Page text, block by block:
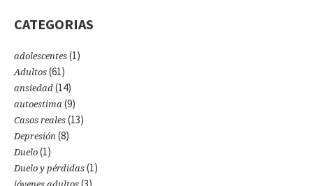
CATEGORIAS
adolescentes (1)
Adultos (61)
ansiedad (14)
autoestima (9)
Casos reales (13)
Depresión (8)
Duelo (1)
Duelo y pérdidas (1)